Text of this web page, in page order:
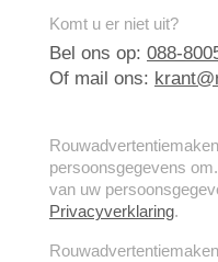
Komt u er niet uit?
Bel ons op: 088-
Of mail ons:
persoonsgegevens
van uw
Privacyverklaring.